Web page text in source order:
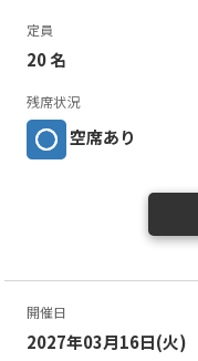
定員
20 名
残席状況
空席あり
開催日
2027年03月16日(火)